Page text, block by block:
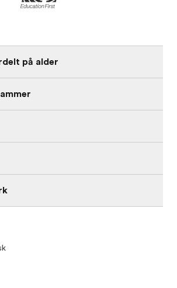
på alder